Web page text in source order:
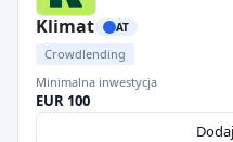
Klimat AT
Crowdlending
Minimalna inwestycja
EUR 100